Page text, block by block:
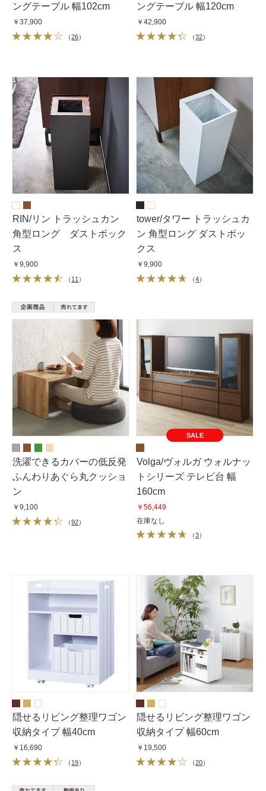
ングテーブル 幅102cm
￥37,900
（26）
ングテーブル 幅120cm
￥42,900
（32）
RIN/リン トラッシュカン
角型ロング ダストボック
ス
￥9,900
（ 11 ）
tower/タワー トラッシュカ
ン 角型ロング ダストボッ
クス
￥9,900
（4）
洗濯できるカバーの低反発
ふんわりあぐら丸クッショ
ン
￥9,100
（92）
SALE
Volga/ヴォルガ ウォルナッ
トシリーズ テレビ台 幅
160cm
￥56,449
在庫なし
（3）
隠せるリビング整理ワゴン
収納タイプ 幅40cm
￥16,690
（19）
隠せるリビング整理ワゴン
収納タイプ 幅60cm
￥19,500
（20）